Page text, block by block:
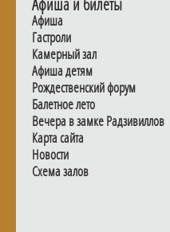
Афиша и билеты
Афиша
Гастроли
Камерный зал
Афиша детям
Рождественский форум
Балетное лето
Вечера в замке Радзивиллов
Карта сайта
Новости
Схема залов